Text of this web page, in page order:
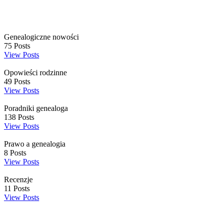
Genealogiczne nowości
75 Posts
View Posts
Opowieści rodzinne
49 Posts
View Posts
Poradniki genealoga
138 Posts
View Posts
Prawo a genealogia
8 Posts
View Posts
Recenzje
11 Posts
View Posts